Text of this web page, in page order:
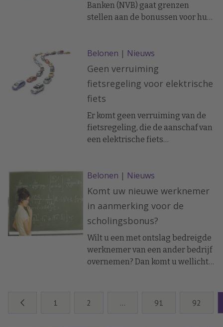
Banken (NVB) gaat grenzen
stellen aan de bonussen voor hun
Banken, zoals de zelfregulering is
genoemd.
Belonen | Nieuws
Geen verruiming
fietsregeling voor elektrische
fiets
Er komt geen verruiming van de
fietsregeling, die de aanschaf van
een elektrische fiets
(Financiën) weten in een brief aan
de Tweede Kamer. De bestaande
zijn volgens hem toereikend.
Belonen | Nieuws
Komt uw nieuwe werknemer
in aanmerking voor de
scholingsbonus?
Wilt u een met ontslag bedreigde
werknemer van een ander bedrijf
overnemen? Dan komt u wellicht
1 2 … 91 92